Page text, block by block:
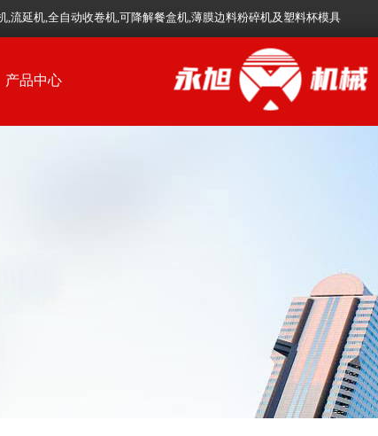
,流延机,全自动收卷机,可降解餐盒机,薄膜边料粉碎机及塑料杯模具
产品中心